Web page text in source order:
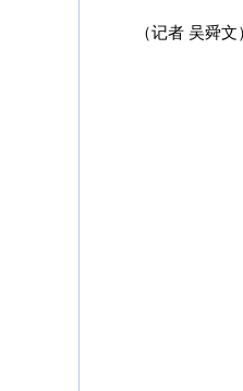
（记者 吴舜文